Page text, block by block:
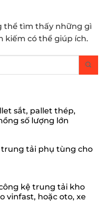
thể tìm thấy những gì
kiếm có thể giúp ích.
sắt, pallet thép,
số lượng lớn
trung tải phụ tùng cho
kệ trung tải kho
vinfast, hoặc oto, xe